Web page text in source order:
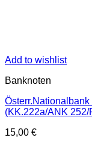
Add to wishlist
Banknoten
(KK.222a/ANK 252/
15,00 €